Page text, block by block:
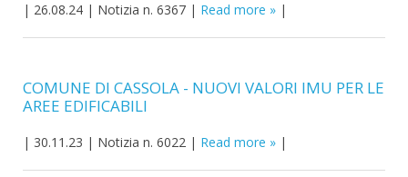
| 26.08.24 | Notizia n. 6367 | Read more |
COMUNE DI CASSOLA - NUOVI VALORI IMU PER LE
AREE EDIFICABILI
| 30.11.23 | Notizia n. 6022 | Read more |